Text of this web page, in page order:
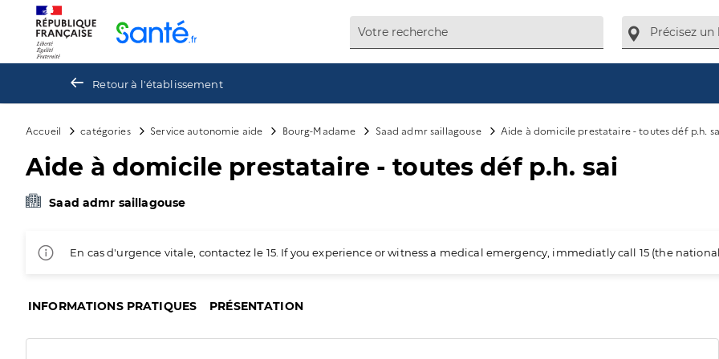
Retour à l'établissement
Accueil catégories Service autonomie aide Bourg-Madame Saad admr saillagouse Aide à domicile prestataire - toutes déf p.h.
Aide à domicile prestataire - toutes déf p.h. sai
Saad admr saillagouse
En cas d'urgence vitale, contactez le 15. If you experience or witness a medical emergency, immediatly call 15 (the
INFORMATIONS PRATIQUES PRÉSENTATION
Panneau de gestion des cookies